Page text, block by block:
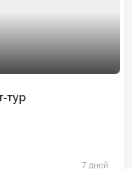
тур
7 дней